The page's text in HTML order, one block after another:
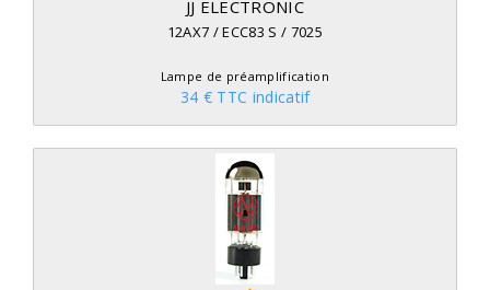
JJ ELECTRONIC
12AX7 / ECC83 S / 7025
Lampe de préamplification
34 € TTC indicatif